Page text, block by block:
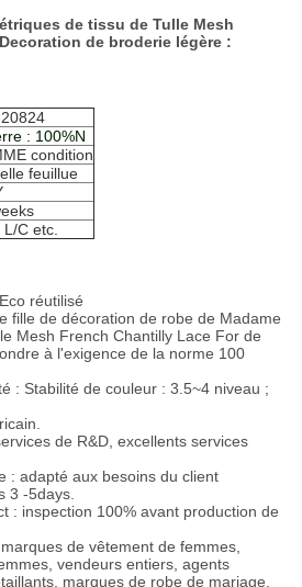
de tissu de Tulle Mesh
de broderie légère :
: 100%N
condition
feuillue
L/C etc.
réutilisé
fille de décoration de robe de Madame
Mesh French Chantilly Lace For de
à l'exigence de la norme 100
: Stabilité de couleur : 3.5~4 niveau ;
de R&D, excellents services
: adapté aux besoins du client
3 -5days.
: inspection 100% avant production de
de vêtement de femmes,
vendeurs entiers, agents
marques de robe de mariage.